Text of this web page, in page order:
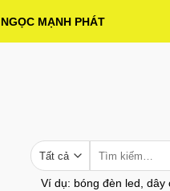
MẠNH PHÁT
kiếm:
Ví dụ: bóng đèn led, dây